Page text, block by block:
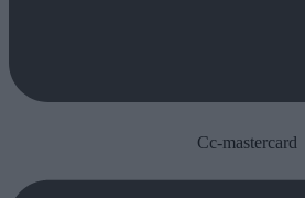
Cc-mastercard